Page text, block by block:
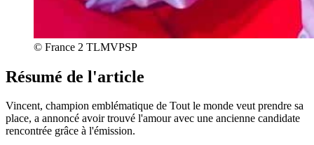
© France 2 TLMVPSP
Résumé de l'article
Vincent, champion emblématique de Tout le monde veut prendre sa
place, a annoncé avoir trouvé l'amour avec une ancienne candidate
rencontrée grâce à l'émission.